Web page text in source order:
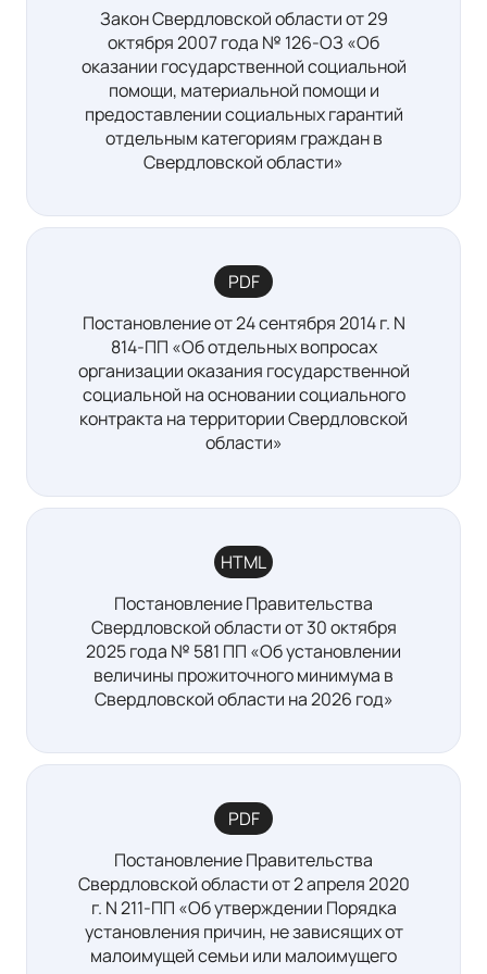
Закон Свердловской области от 29
октября 2007 года № 126-ОЗ «Об
оказании государственной социальной
помощи, материальной помощи и
предоставлении социальных гарантий
отдельным категориям граждан в
Свердловской области»
PDF
Постановление от 24 сентября 2014 г. N
814-ПП «Об отдельных вопросах
организации оказания государственной
социальной на основании социального
контракта на территории Свердловской
области»
HTML
Постановление Правительства
Свердловской области от 30 октября
2025 года № 581 ПП «Об установлении
величины прожиточного минимума в
Свердловской области на 2026 год»
PDF
Постановление Правительства
Свердловской области от 2 апреля 2020
г. N 211-ПП «Об утверждении Порядка
установления причин, не зависящих от
малоимущей семьи или малоимущего